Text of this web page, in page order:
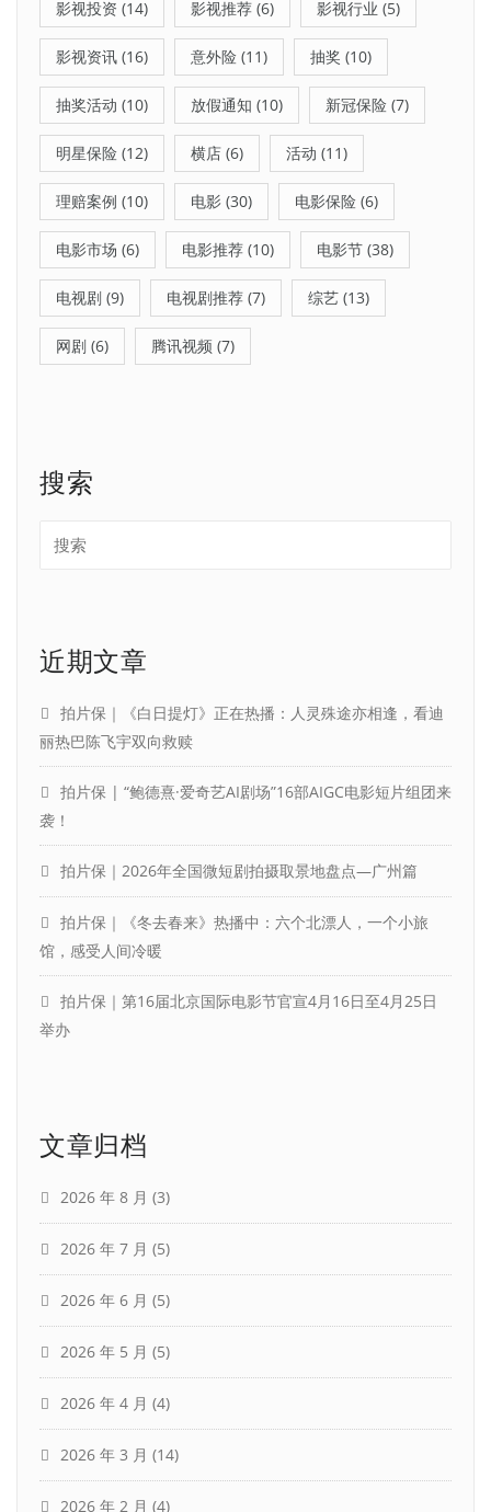
影视投资 (14) 影视推荐 (6) 影视行业 (5)
影视资讯 (16) 意外险 (11) 抽奖 (10)
抽奖活动 (10) 放假通知 (10) 新冠保险 (7)
明星保险 (12) 横店 (6) 活动 (11)
理赔案例 (10) 电影 (30) 电影保险 (6)
电影市场 (6) 电影推荐 (10) 电影节 (38)
电视剧 (9) 电视剧推荐 (7) 综艺 (13)
网剧 (6) 腾讯视频 (7)
搜索
近期文章
拍片保｜《白日提灯》正在热播：人灵殊途亦相逢，看迪
丽热巴陈飞宇双向救赎
拍片保 | “鲍德熹·爱奇艺AI剧场”16部AIGC电影短片组团来
袭！
拍片保｜2026年全国微短剧拍摄取景地盘点—广州篇
拍片保｜《冬去春来》热播中：六个北漂人，一个小旅
馆，感受人间冷暖
拍片保｜第16届北京国际电影节官宣4月16日至4月25日
举办
文章归档
2026 年 8 月 (3)
2026 年 7 月 (5)
2026 年 6 月 (5)
2026 年 5 月 (5)
2026 年 4 月 (4)
2026 年 3 月 (14)
2026 年 2 月 (4)